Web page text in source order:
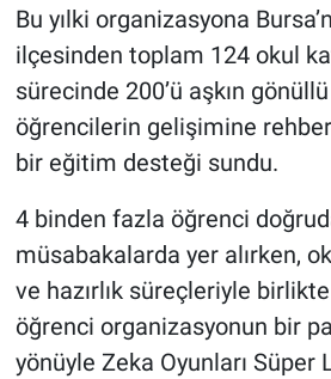
Bu yılki organizasyona
ilçesinden toplam 124 okul
sürecinde 200’ü aşkın
öğrencilerin gelişimine
bir eğitim desteği sundu.
4 binden fazla öğrenci
müsabakalarda yer alırken,
ve hazırlık süreçleriyle
öğrenci organizasyonun bir
yönüyle Zeka Oyunları Süper